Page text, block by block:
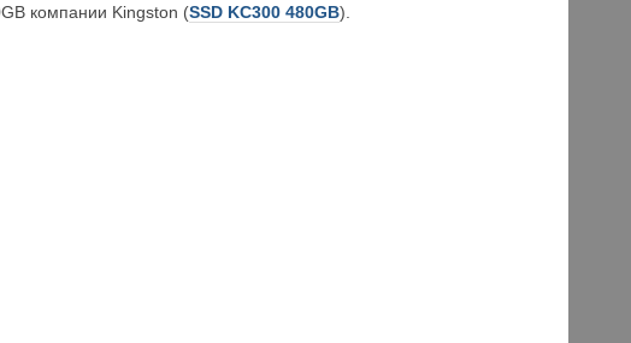
компании Kingston (SSD KC300 480GB).